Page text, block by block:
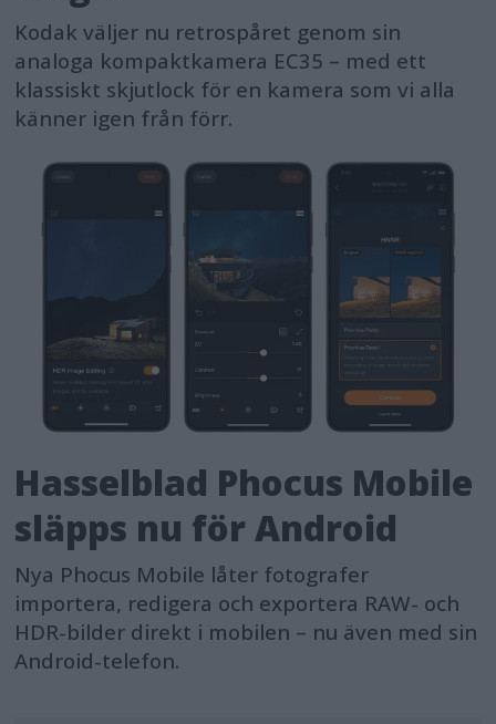
Kodak väljer nu retrospåret genom sin
analoga kompaktkamera EC35 – med ett
klassiskt skjutlock för en kamera som vi alla
känner igen från förr.
Hasselblad Phocus Mobile
släpps nu för Android
Nya Phocus Mobile låter fotografer
importera, redigera och exportera RAW- och
HDR-bilder direkt i mobilen – nu även med sin
Android-telefon.